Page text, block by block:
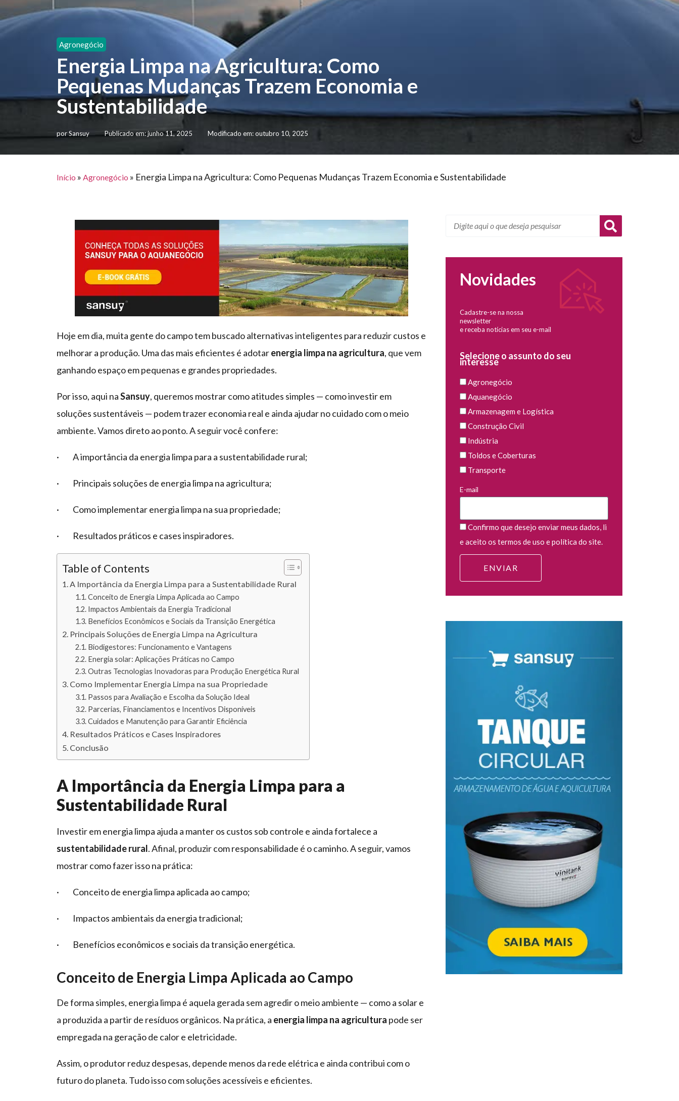
Agronegócio
Energia Limpa na Agricultura: Como
Pequenas Mudanças Trazem Economia e
Sustentabilidade
porSansuy Publicado em:junho 11, 2025 Modificado em: outubro 10, 2025
Início » Agronegócio » Energia Limpa na Agricultura: Como Pequenas Mudanças Trazem Economia e Sustentabilidade
Hoje em dia, muita gente do campo tem buscado alternativas inteligentes para reduzir custos e
melhorar a produção. Uma das mais eficientes é adotarenergia limpa na agricultura, que vem
ganhando espaço em pequenas e grandes propriedades.
Por isso, aqui naSansuy, queremos mostrar como atitudes simples — como investir em
soluções sustentáveis — podem trazer economia real e ainda ajudar no cuidado com o meio
ambiente. Vamos direto ao ponto. A seguir você confere:
· A importância da energia limpa para a sustentabilidade rural;
· Principais soluções de energia limpa na agricultura;
· Como implementar energia limpa na sua propriedade;
· Resultados práticos e cases inspiradores.
Table of Contents
A Importância da Energia Limpa para a Sustentabilidade Rural
Conceito de Energia Limpa Aplicada ao Campo
Impactos Ambientais da Energia Tradicional
Benefícios Econômicos e Sociais da Transição Energética
Principais Soluções de Energia Limpa na Agricultura
Biodigestores: Funcionamento e Vantagens
Energia solar: Aplicações Práticas no Campo
Outras Tecnologias Inovadoras para Produção Energética Rural
Como Implementar Energia Limpa na sua Propriedade
Passos para Avaliação e Escolha da Solução Ideal
Parcerias, Financiamentos e Incentivos Disponíveis
Cuidados e Manutenção para Garantir Eficiência
Resultados Práticos e Cases Inspiradores
Conclusão
A Importância da Energia Limpa para a
Sustentabilidade Rural
Investir em energia limpa ajuda a manter os custos sob controle e ainda fortalece a
sustentabilidade rural. Afinal, produzir com responsabilidade é o caminho. A seguir, vamos
mostrar como fazer isso na prática:
· Conceito de energia limpa aplicada ao campo;
· Impactos ambientais da energia tradicional;
· Benefícios econômicos e sociais da transição energética.
Conceito de Energia Limpa Aplicada ao Campo
De forma simples, energia limpa é aquela gerada sem agredir o meio ambiente — como a solar e
a produzida a partir de resíduos orgânicos. Na prática, a energia limpa na agricultura pode ser
empregada na geração de calor e eletricidade.
Assim, o produtor reduz despesas, depende menos da rede elétrica e ainda contribui com o
futuro do planeta. Tudo isso com soluções acessíveis e eficientes.
Novidades
Cadastre-se na nossa
newsletter
e receba notícias em seu e-mail
Selecione o assunto do seu
interesse
Agronegócio
Aquanegócio
Armazenagem e Logística
Construção Civil
Indústria
Toldos e Coberturas
Transporte
E-mail
Confirmo que desejo enviar meus dados, li
e aceito os termos de uso e política do site.